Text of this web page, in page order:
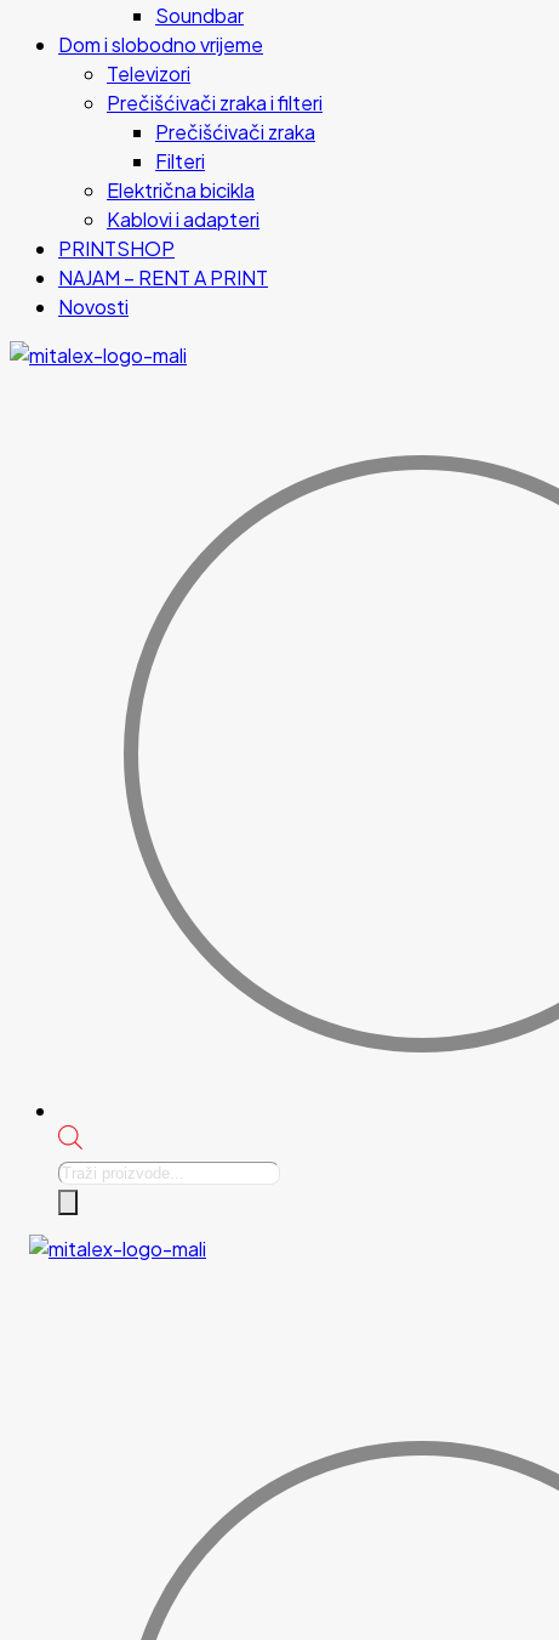
Soundbar
Dom i slobodno vrijeme
Televizori
Prečišćivači zraka i filteri
Prečišćivači zraka
Filteri
Električna bicikla
Kablovi i adapteri
PRINTSHOP
NAJAM – RENT A PRINT
Novosti
Products
search